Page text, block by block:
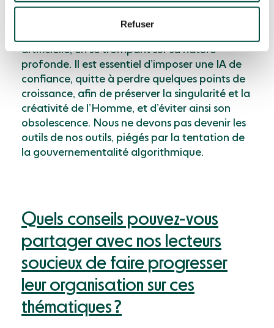
Refuser
Le principal risque revient à déléguer par
lassitude, paresse ou aveuglement, sa
artificielle, en se trompant sur sa nature
profonde. Il est essentiel d’imposer une IA de
confiance, quitte à perdre quelques points de
croissance, afin de préserver la singularité et la
créativité de l’Homme, et d’éviter ainsi son
obsolescence. Nous ne devons pas devenir les
outils de nos outils, piégés par la tentation de
la gouvernementalité algorithmique.
Quels conseils pouvez-vous
partager avec nos lecteurs
soucieux de faire progresser
leur organisation sur ces
thématiques ?